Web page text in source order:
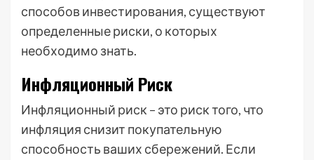
способов инвестирования, существуют
определенные риски, о которых
необходимо знать.
Инфляционный Риск
Инфляционный риск – это риск того, что
инфляция снизит покупательную
способность ваших сбережений. Если